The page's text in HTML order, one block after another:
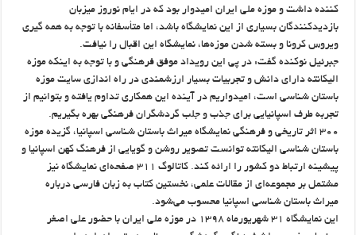
کننده داشت و موزه ملی ایران امیدوار بود که در ایام نوروز میزبان
بازدیدکنندگان بسیاری از این نمایشگاه باشد، اما متأسفانه با توجه به همه گیری
ویروس کرونا و بسته شدن موزه‌ها، نمایشگاه این اقبال را نیافت.
جبرئیل نوکنده گفت: در پی این رویداد موفق فرهنگی و با توجه به اینکه موزه
الیکانته دارای دانش و تجربیات بسیار ارزشمندی در راه اندازی سایت موزه
باستان شناسی است، امیدواریم در آینده این همکاری تداوم یافته و بتوانیم از
تجربه طرف اسپانیایی برای جذب و جلب گردشگران فرهنگی بهره بگیریم.
۳۰۰ اثر تاریخی و فرهنگی نمایشگاه میراث باستان شناسی اسپانیا، گزیده موزه
باستان شناسی الیکانته توانست تصویر روشن و گویایی از فرهنگ کهن اسپانیا و
پیشینه ارتباط دو کشور را ارائه کند. کاتالوگ ۳۱۱ صفحه‌ای نمایشگاه نیز
مشتمل بر مجموعه‌ای از مقالات علمی، نخستین کتاب به زبان فارسی درباره
میراث باستان شناسی اسپانیا محسوب می‌شود.
این نمایشگاه ۳۱ شهریورماه ۱۳۹۸ در موزه ملی ایران با حضور علی اصغر